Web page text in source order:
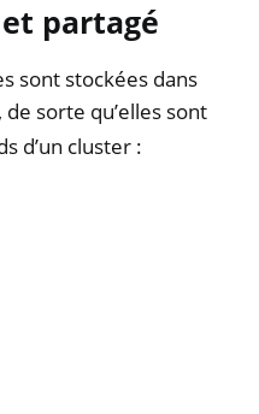
partagé
sont stockées dans
sorte qu’elles sont
d’un cluster :